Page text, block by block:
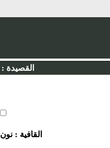
القصيدة :
القافية : نون